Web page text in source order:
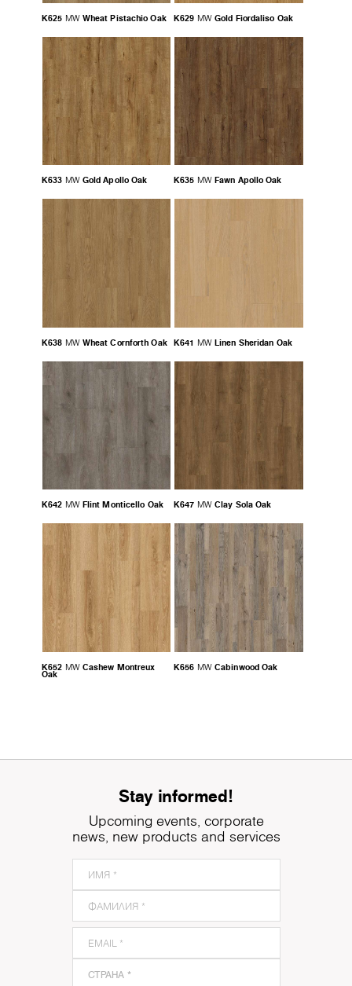
K625 MW Wheat Pistachio Oak K629 MW Gold Fiordaliso Oak
K633 MW Gold Apollo Oak K635 MW Fawn Apollo Oak
K638 MW Wheat Cornforth Oak K641 MW Linen Sheridan Oak
K642 MW Flint Monticello Oak K647 MW Clay Sola Oak
K652 MW Cashew Montreux
Oak
K656 MW Cabinwood Oak
Stay informed!
Upcoming events, corporate
news, new products and services